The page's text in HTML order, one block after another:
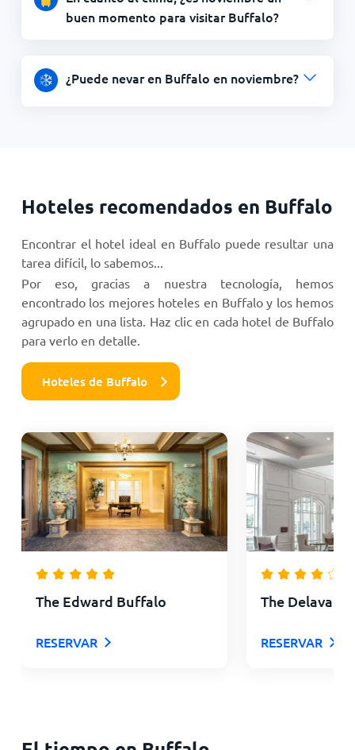
buen momento para visitar Buffalo?
¿Puede nevar en Buffalo en noviembre?
Hoteles recomendados en Buffalo
Encontrar el hotel ideal en Buffalo puede resultar una
tarea difícil, lo sabemos...
Por eso, gracias a nuestra tecnología, hemos
encontrado los mejores hoteles en Buffalo y los hemos
agrupado en una lista. Haz clic en cada hotel de Buffalo
para verlo en detalle.
Hoteles de Buffalo
The Edward Buffalo
RESERVAR
The Delavan
RESERVAR